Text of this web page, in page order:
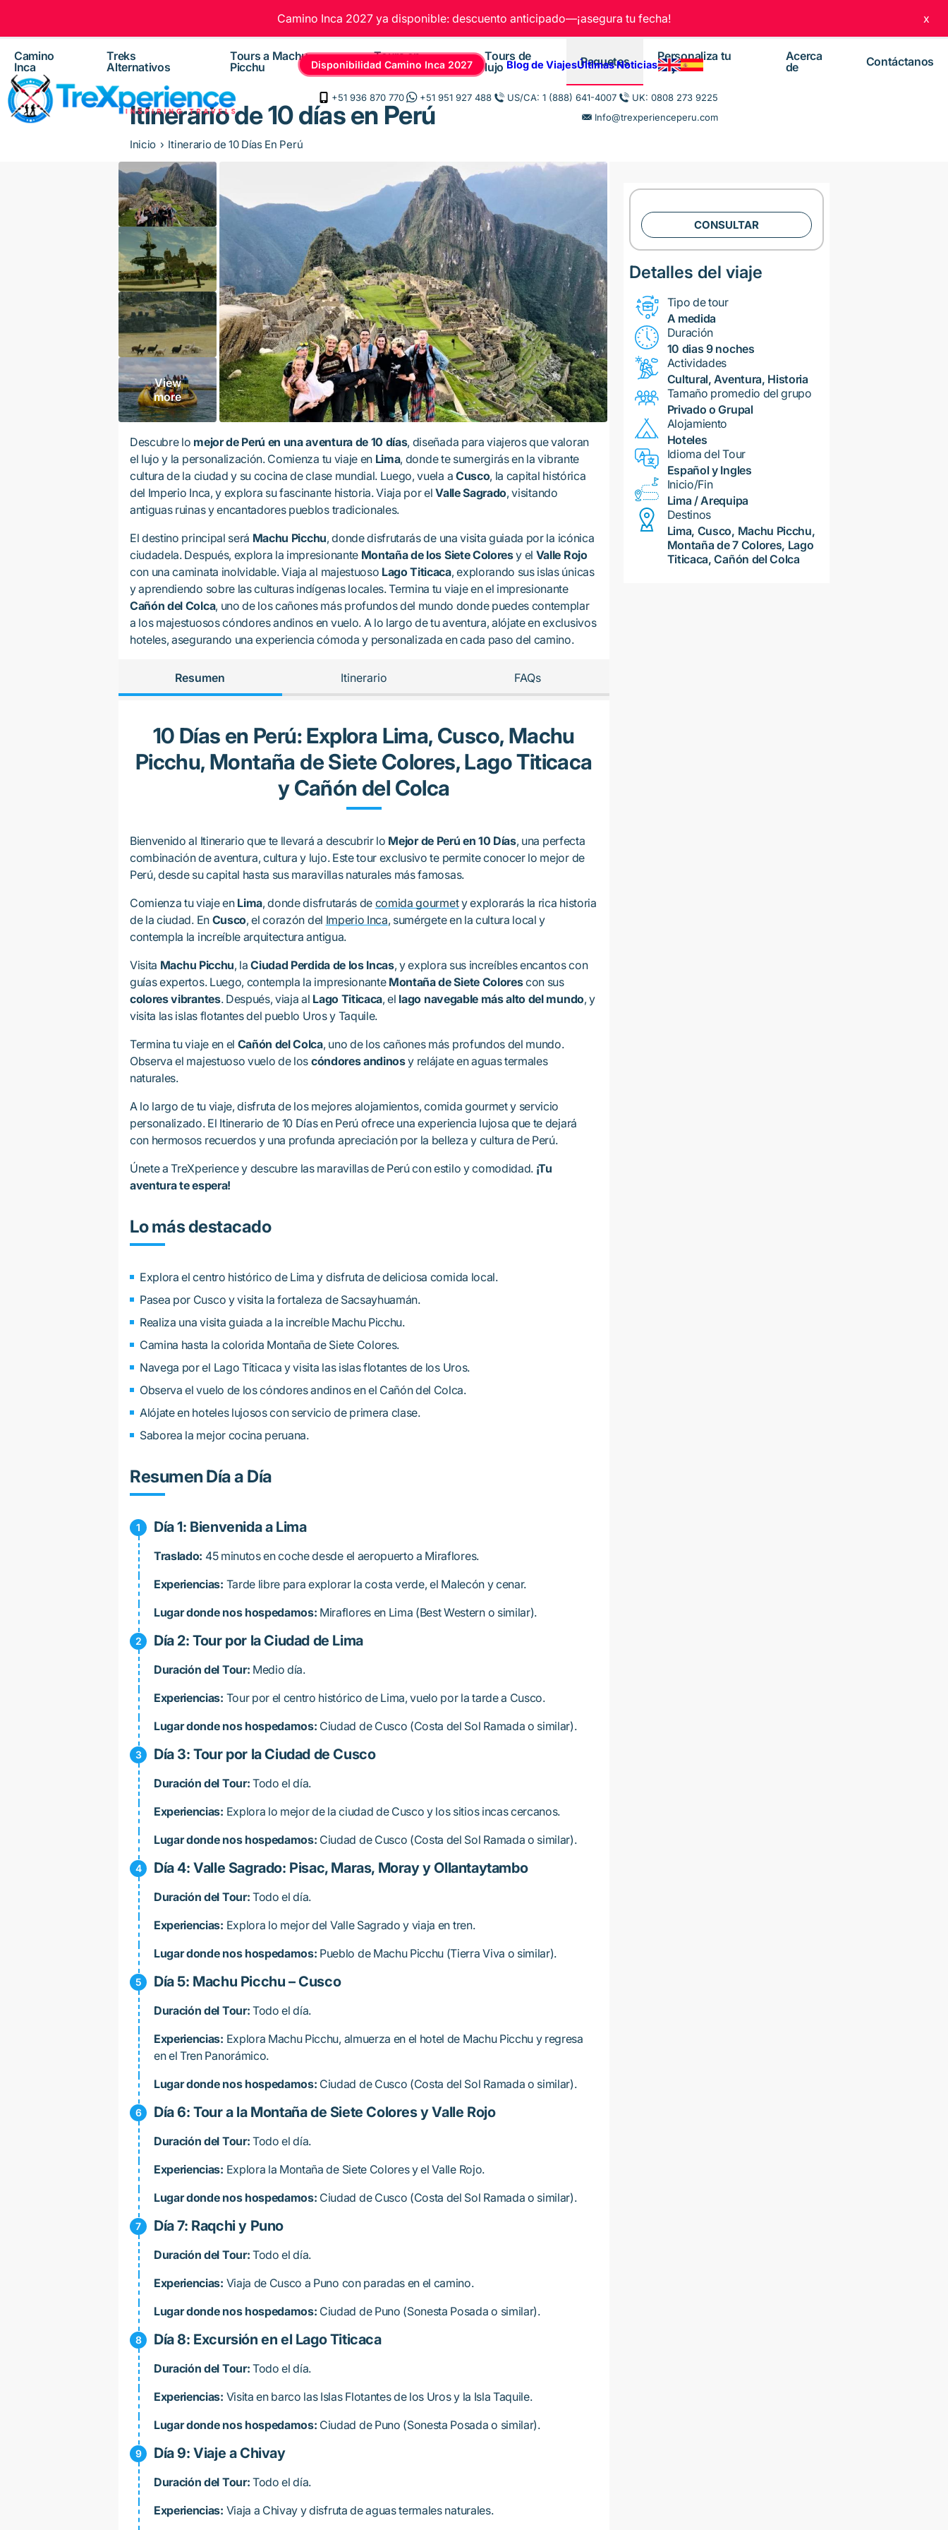
x
Camino Inca 2027 ya disponible: descuento anticipado—¡asegura tu fecha!
Disponibilidad Camino Inca 2027 Blog de ViajesÚltimas Noticias
+51 936 870 770 +51 951 927 488 US/CA: 1 (888) 641-4007
UK: 0808 273 9225
Info@trexperienceperu.com
Camino
Inca
Treks
Alternativos
Tours a Machu
Picchu
Tours en
Cusco
Tours de
lujo
Paquetes
Personaliza tu
viaje
Acerca
de
Contáctanos
Itinerario de 10 días en Perú
Inicio Itinerario de 10 Días En Perú
View
more
Descubre lo mejor de Perú en una aventura de 10 días, diseñada para viajeros que valoran
el lujo y la personalización. Comienza tu viaje en Lima, donde te sumergirás en la vibrante
cultura de la ciudad y su cocina de clase mundial. Luego, vuela a Cusco, la capital histórica
del Imperio Inca, y explora su fascinante historia. Viaja por elValle Sagrado, visitando
antiguas ruinas y encantadores pueblos tradicionales.
El destino principal será Machu Picchu, donde disfrutarás de una visita guiada por la icónica
ciudadela. Después, explora la impresionante Montaña de los Siete Coloresy el Valle Rojo
con una caminata inolvidable. Viaja al majestuoso Lago Titicaca, explorando sus islas únicas
y aprendiendo sobre las culturas indígenas locales. Termina tu viaje en el impresionante
Cañón del Colca, uno de los cañones más profundos del mundo donde puedes contemplar
a los majestuosos cóndores andinos en vuelo. A lo largo de tu aventura, alójate en exclusivos
hoteles, asegurando una experiencia cómoda y personalizada en cada paso del camino.
Resumen Itinerario FAQs
10 Días en Perú: Explora Lima, Cusco, Machu
Picchu, Montaña de Siete Colores, Lago Titicaca
y Cañón del Colca
Bienvenido al Itinerario que te llevará a descubrir lo Mejor de Perú en 10 Días, una perfecta
combinación de aventura, cultura y lujo. Este tour exclusivo te permite conocer lo mejor de
Perú, desde su capital hasta sus maravillas naturales más famosas.
Comienza tu viaje en Lima, donde disfrutarás de comida gourmety explorarás la rica historia
de la ciudad. En Cusco, el corazón del Imperio Inca, sumérgete en la cultura local y
contempla la increíble arquitectura antigua.
Visita Machu Picchu, laCiudad Perdida de los Incas, y explora sus increíbles encantos con
guías expertos. Luego, contempla la impresionante Montaña de Siete Colorescon sus
colores vibrantes. Después, viaja al Lago Titicaca, el lago navegable más alto del mundo, y
visita las islas flotantes del pueblo Uros y Taquile.
Termina tu viaje en el Cañón del Colca, uno de los cañones más profundos del mundo.
Observa el majestuoso vuelo de los cóndores andinosy relájate en aguas termales
naturales.
A lo largo de tu viaje, disfruta de los mejores alojamientos, comida gourmet y servicio
personalizado. El Itinerario de 10 Días en Perú ofrece una experiencia lujosa que te dejará
con hermosos recuerdos y una profunda apreciación por la belleza y cultura de Perú.
Únete a TreXperience y descubre las maravillas de Perú con estilo y comodidad. ¡Tu
aventura te espera!
Lo más destacado
Explora el centro histórico de Lima y disfruta de deliciosa comida local.
Pasea por Cusco y visita la fortaleza de Sacsayhuamán.
Realiza una visita guiada a la increíble Machu Picchu.
Camina hasta la colorida Montaña de Siete Colores.
Navega por el Lago Titicaca y visita las islas flotantes de los Uros.
Observa el vuelo de los cóndores andinos en el Cañón del Colca.
Alójate en hoteles lujosos con servicio de primera clase.
Saborea la mejor cocina peruana.
Resumen Día a Día
Día 1: Bienvenida a Lima
Traslado: 45 minutos en coche desde el aeropuerto a Miraflores.
Experiencias: Tarde libre para explorar la costa verde, el Malecón y cenar.
Lugar donde nos hospedamos: Miraflores en Lima (Best Western o similar).
Día 2: Tour por la Ciudad de Lima
Duración del Tour: Medio día.
Experiencias: Tour por el centro histórico de Lima, vuelo por la tarde a Cusco.
Lugar donde nos hospedamos: Ciudad de Cusco (Costa del Sol Ramada o similar).
Día 3: Tour por la Ciudad de Cusco
Duración del Tour: Todo el día.
Experiencias: Explora lo mejor de la ciudad de Cusco y los sitios incas cercanos.
Lugar donde nos hospedamos: Ciudad de Cusco (Costa del Sol Ramada o similar).
Día 4: Valle Sagrado: Pisac, Maras, Moray y Ollantaytambo
Duración del Tour: Todo el día.
Experiencias: Explora lo mejor del Valle Sagrado y viaja en tren.
Lugar donde nos hospedamos: Pueblo de Machu Picchu (Tierra Viva o similar).
Día 5: Machu Picchu – Cusco
Duración del Tour: Todo el día.
Experiencias: Explora Machu Picchu, almuerza en el hotel de Machu Picchu y regresa
en el Tren Panorámico.
Lugar donde nos hospedamos: Ciudad de Cusco (Costa del Sol Ramada o similar).
Día 6: Tour a la Montaña de Siete Colores y Valle Rojo
Duración del Tour: Todo el día.
Experiencias: Explora la Montaña de Siete Colores y el Valle Rojo.
Lugar donde nos hospedamos: Ciudad de Cusco (Costa del Sol Ramada o similar).
Día 7: Raqchi y Puno
Duración del Tour: Todo el día.
Experiencias: Viaja de Cusco a Puno con paradas en el camino.
Lugar donde nos hospedamos: Ciudad de Puno (Sonesta Posada o similar).
Día 8: Excursión en el Lago Titicaca
Duración del Tour: Todo el día.
Experiencias: Visita en barco las Islas Flotantes de los Uros y la Isla Taquile.
Lugar donde nos hospedamos: Ciudad de Puno (Sonesta Posada o similar).
Día 9: Viaje a Chivay
Duración del Tour: Todo el día.
Experiencias: Viaja a Chivay y disfruta de aguas termales naturales.
CONSULTAR
Detalles del viaje
Tipo de tour
A medida
Duración
10 dias 9 noches
Actividades
Cultural, Aventura, Historia
Tamaño promedio del grupo
Privado o Grupal
Alojamiento
Hoteles
Idioma del Tour
Español y Ingles
Inicio/Fin
Lima / Arequipa
Destinos
Lima, Cusco, Machu Picchu,
Montaña de 7 Colores, Lago
Titicaca, Cañón del Colca